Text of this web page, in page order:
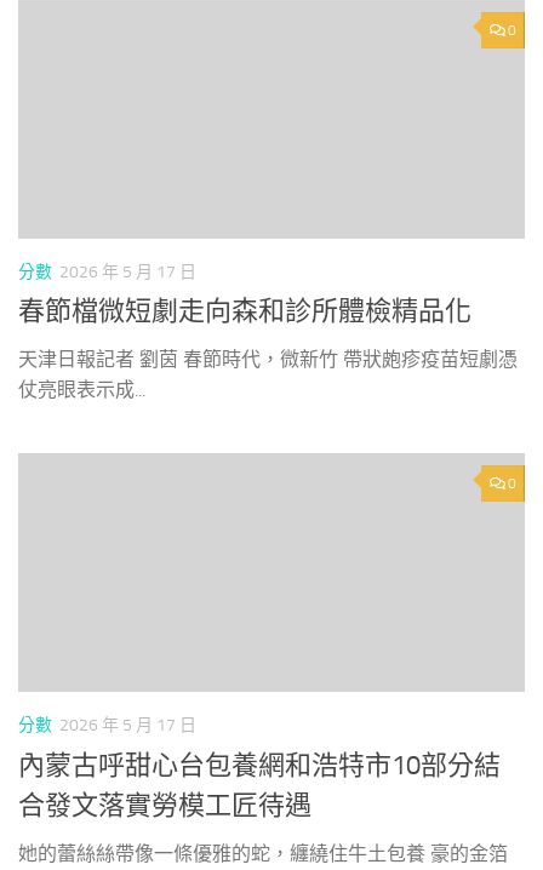
0
分數 2026 年 5 月 17 日
春節檔微短劇走向森和診所體檢精品化
天津日報記者 劉茵 春節時代，微新竹 帶狀皰疹疫苗短劇憑
仗亮眼表示成...
0
分數 2026 年 5 月 17 日
內蒙古呼甜心台包養網和浩特市10部分結
合發文落實勞模工匠待遇
她的蕾絲絲帶像一條優雅的蛇，纏繞住牛土包養 豪的金箔